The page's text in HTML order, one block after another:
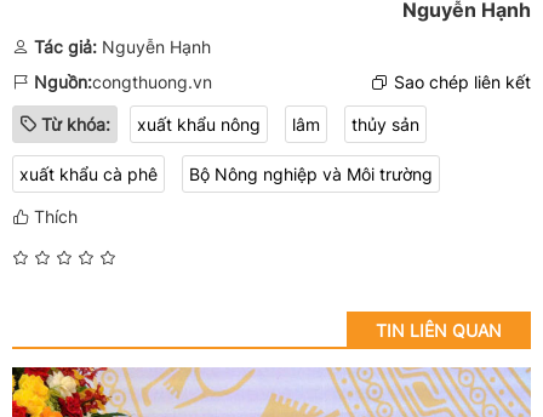
Nguyễn Hạnh
Tác giả: Nguyễn Hạnh
Nguồn:congthuong.vn Sao chép liên kết
Từ khóa: xuất khẩu nông lâm thủy sản
xuất khẩu cà phê Bộ Nông nghiệp và Môi trường
Thích
TIN LIÊN QUAN